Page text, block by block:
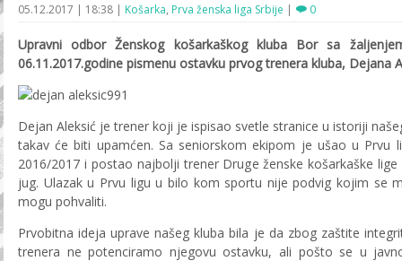
05.12.2017 | 18:38 | Košarka, Prva ženska liga Srbije | 0
Upravni odbor Ženskog košarkaškog kluba Bor sa
06.11.2017.godine pismenu ostavku prvog trenera kluba, Dejana
Dejan Aleksić je trener koji je ispisao svetle stranice u istoriji
takav će biti upamćen. Sa seniorskom ekipom je ušao u Prvu
2016/2017 i postao najbolji trener Druge ženske košarkaške lige
jug. Ulazak u Prvu ligu u bilo kom sportu nije podvig kojim se
mogu pohvaliti.
Prvobitna ideja uprave našeg kluba bila je da zbog zaštite
trenera ne potenciramo njegovu ostavku, ali pošto se u